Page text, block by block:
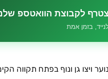
לקבוצת הוואטספ
בזמן אמת
ויצו גן ונוף בפתח תקווה